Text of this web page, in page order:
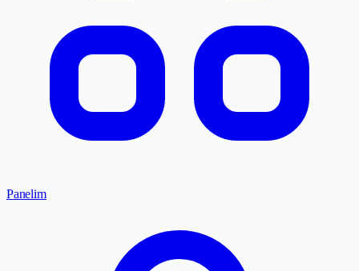
Panelim